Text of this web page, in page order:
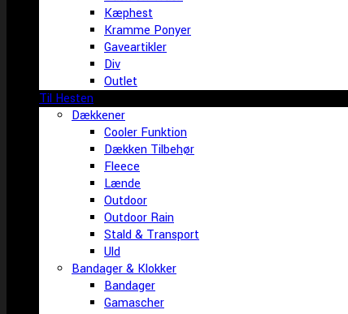
Kæphest
Kramme Ponyer
Gaveartikler
Div
Outlet
Til Hesten
Dækkener
Cooler Funktion
Dækken Tilbehør
Fleece
Lænde
Outdoor
Outdoor Rain
Stald & Transport
Uld
Bandager & Klokker
Bandager
Gamascher